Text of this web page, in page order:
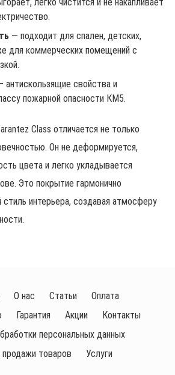
— подходит для спален, детских,
для коммерческих помещений с
антискользящие свойства и
пожарной опасности КМ5.
Class отличается не только
Он не деформируется,
цвета и легко укладывается
Это покрытие гармонично
интерьера, создавая атмосферу
О нас Статьи
Оплата
Гарантия Акции
Контакты
персональных данных
продажи товаров
Услуги